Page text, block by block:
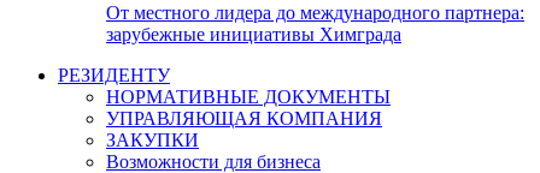
От местного лидера до международного партнера:
зарубежные инициативы Химграда
РЕЗИДЕНТУ
НОРМАТИВНЫЕ ДОКУМЕНТЫ
УПРАВЛЯЮЩАЯ КОМПАНИЯ
ЗАКУПКИ
Возможности для бизнеса